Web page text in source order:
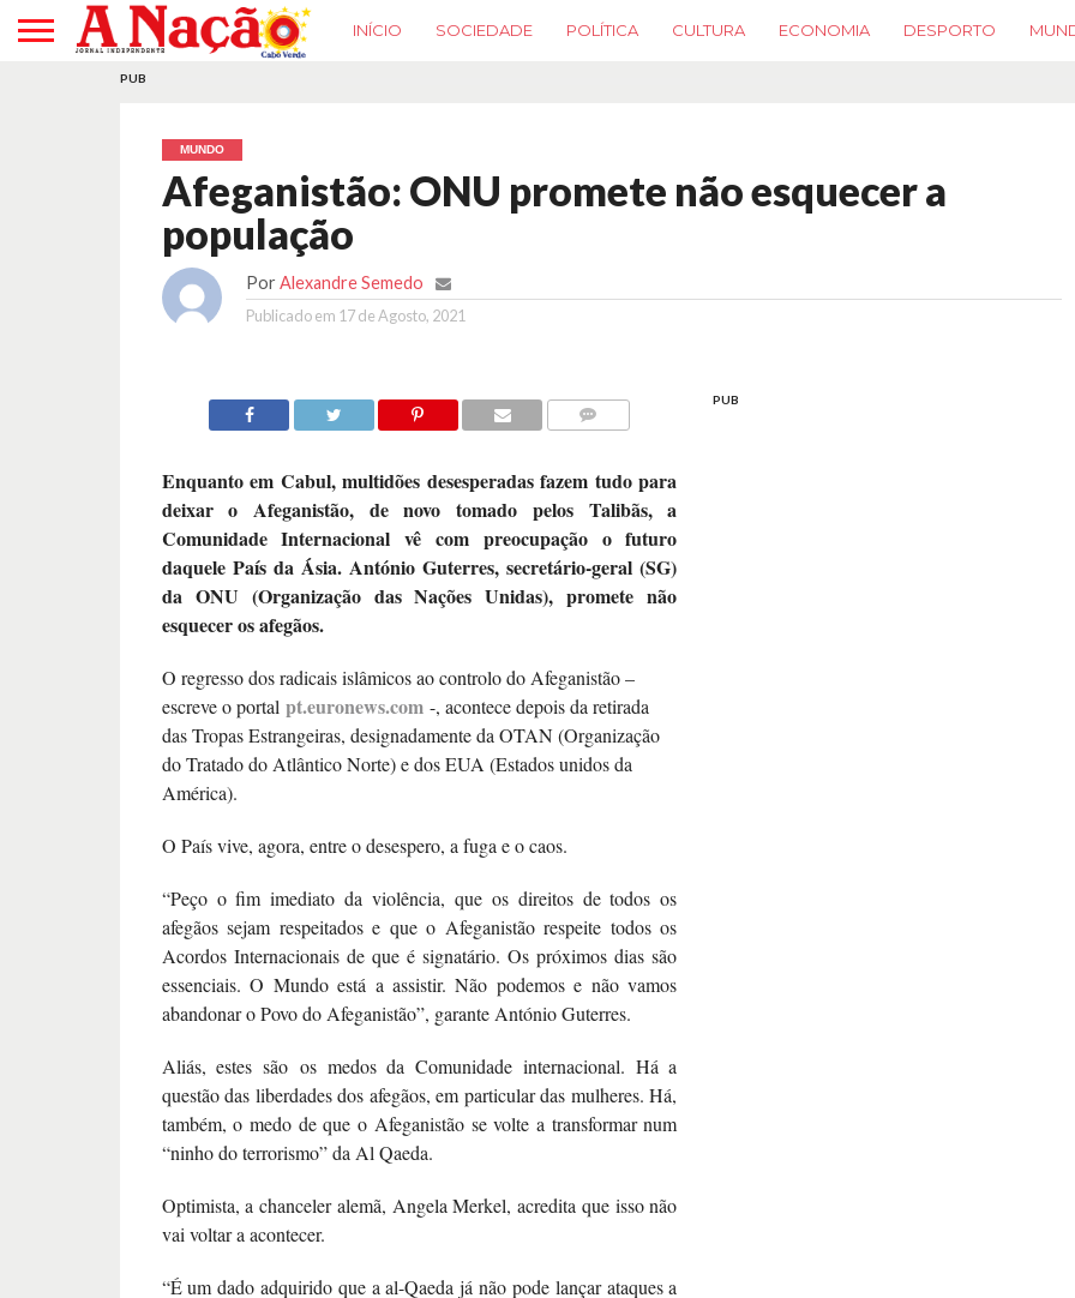
INÍCIO SOCIEDADE POLÍTICA CULTURA ECONOMIA DESPORTO
PUB
MUNDO
Afeganistão: ONU promete não esquecer a
população
Por Alexandre Semedo
Publicado em 17 de Agosto, 2021
Enquanto em Cabul, multidões desesperadas fazem tudo para
deixar o Afeganistão, de novo tomado pelos Talibãs, a
Comunidade Internacional vê com preocupação o futuro
daquele País da Ásia. António Guterres, secretário-geral (SG)
da ONU (Organização das Nações Unidas), promete não
esquecer os afegãos.
O regresso dos radicais islâmicos ao controlo do Afeganistão –
escreve o portal pt.euronews.com-, acontece depois da retirada
das Tropas Estrangeiras, designadamente da OTAN (Organização
do Tratado do Atlântico Norte) e dos EUA (Estados unidos da
América).
O País vive, agora, entre o desespero, a fuga e o caos.
“Peço o fim imediato da violência, que os direitos de todos os
afegãos sejam respeitados e que o Afeganistão respeite todos os
Acordos Internacionais de que é signatário. Os próximos dias são
essenciais. O Mundo está a assistir. Não podemos e não vamos
abandonar o Povo do Afeganistão”, garante António Guterres.
Aliás, estes são os medos da Comunidade internacional. Há a
questão das liberdades dos afegãos, em particular das mulheres. Há,
também, o medo de que o Afeganistão se volte a transformar num
“ninho do terrorismo” da Al Qaeda.
Optimista, a chanceler alemã, Angela Merkel, acredita que isso não
vai voltar a acontecer.
“É um dado adquirido que a al-Qaeda já não pode lançar ataques a
PUB